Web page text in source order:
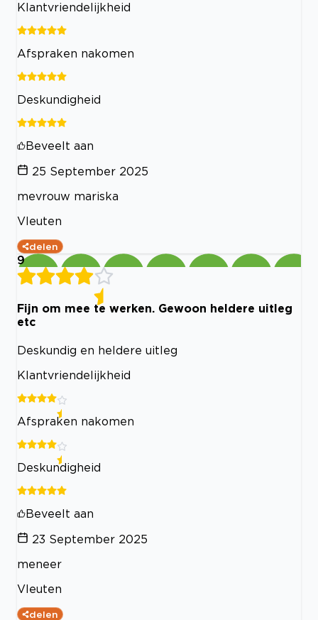
Klantvriendelijkheid
Afspraken nakomen
Deskundigheid
Beveelt aan
25 September 2025
mevrouw mariska
Vleuten
delen
9
Fijn om mee te werken. Gewoon heldere uitleg
etc
Deskundig en heldere uitleg
Klantvriendelijkheid
Afspraken nakomen
Deskundigheid
Beveelt aan
23 September 2025
meneer
Vleuten
delen